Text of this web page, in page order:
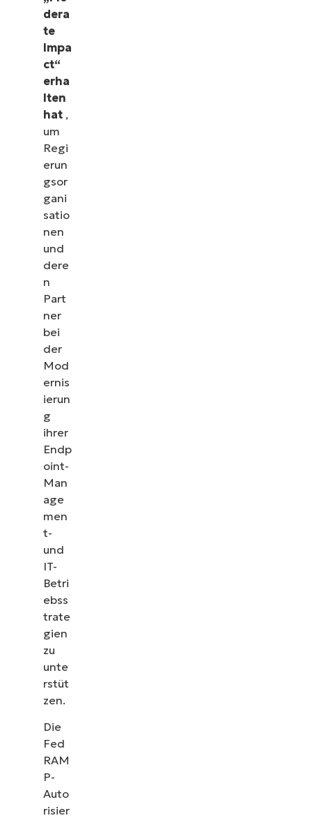
dera
te
Impa
ct“
erha
lten
hat ,
um
Regi
erun
gsor
gani
satio
nen
und
dere
n
Part
ner
bei
der
Mod
ernis
ierun
g
ihrer
Endp
oint-
Man
age
men
t-
und
IT-
Betri
ebss
trate
gien
zu
unte
rstüt
zen.
Die
Fed
RAM
P-
Auto
risier